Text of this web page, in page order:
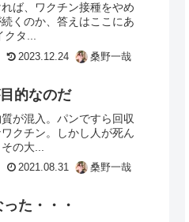
ば、ワクチン接種をやめ
くのか、答えはここにあ
クタ...
2023.12.24 桑野一哉
的なのだ
が混入。パンですら回収
クチン。しかし人が死ん
の大...
2021.08.31 桑野一哉
た・・・